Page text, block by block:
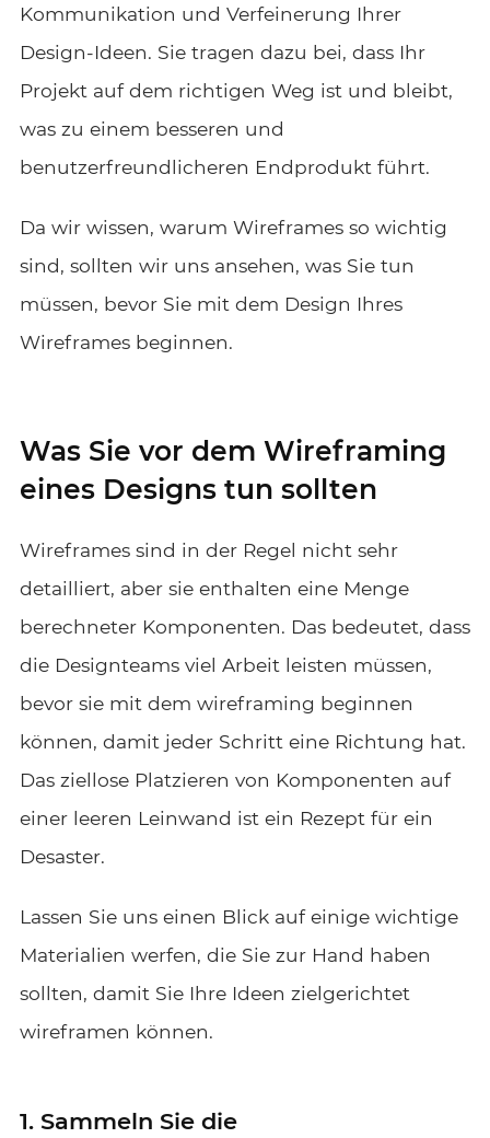
Kommunikation und Verfeinerung Ihrer
Design-Ideen. Sie tragen dazu bei, dass Ihr
Projekt auf dem richtigen Weg ist und bleibt,
was zu einem besseren und
benutzerfreundlicheren Endprodukt führt.
Da wir wissen, warum Wireframes so wichtig
sind, sollten wir uns ansehen, was Sie tun
müssen, bevor Sie mit dem Design Ihres
Wireframes beginnen.
Was Sie vor dem Wireframing
eines Designs tun sollten
Wireframes sind in der Regel nicht sehr
detailliert, aber sie enthalten eine Menge
berechneter Komponenten. Das bedeutet, dass
die Designteams viel Arbeit leisten müssen,
bevor sie mit dem wireframing beginnen
können, damit jeder Schritt eine Richtung hat.
Das ziellose Platzieren von Komponenten auf
einer leeren Leinwand ist ein Rezept für ein
Desaster.
Lassen Sie uns einen Blick auf einige wichtige
Materialien werfen, die Sie zur Hand haben
sollten, damit Sie Ihre Ideen zielgerichtet
wireframen können.
1. Sammeln Sie die